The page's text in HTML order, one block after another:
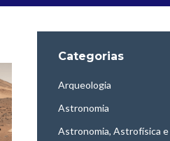
Categorias
Arqueologia
Astronomia
Astronomia, Astrofísica e